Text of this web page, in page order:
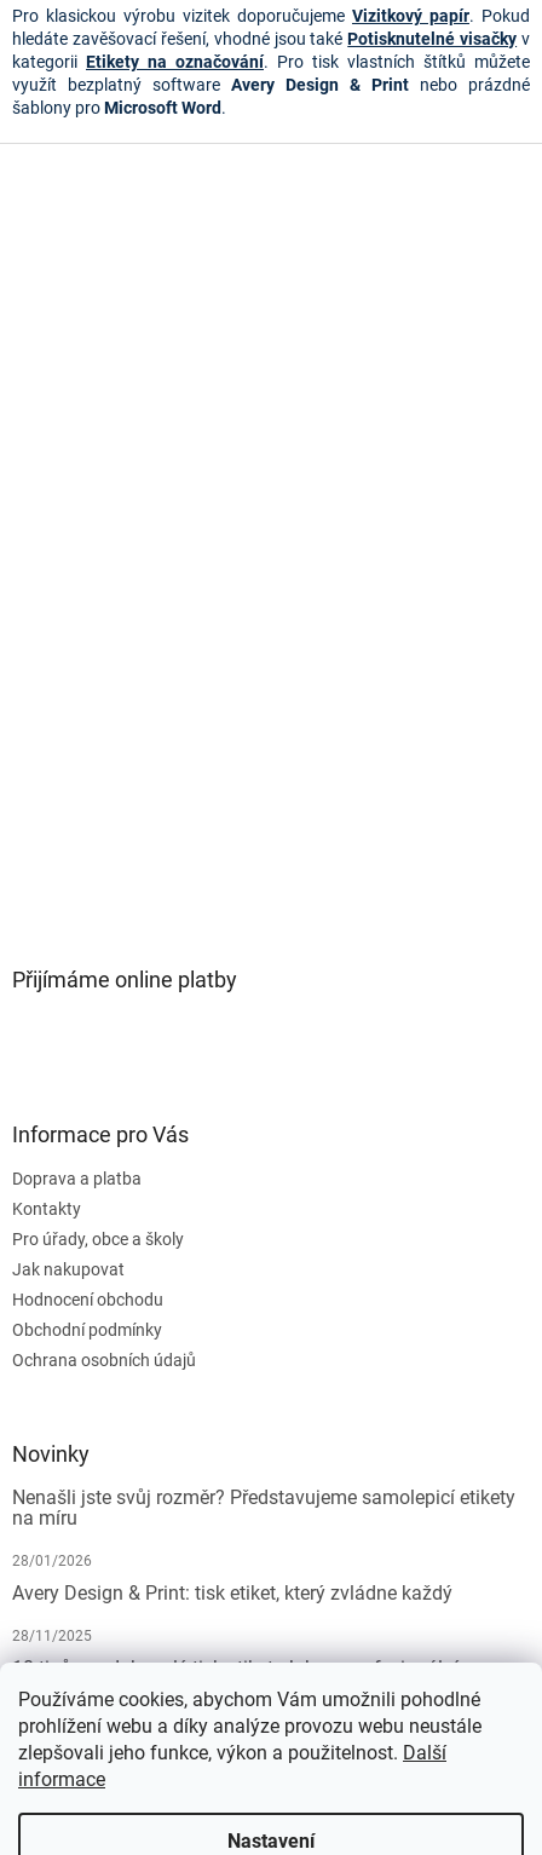
Používáme cookies, abychom Vám umožnili pohodlné
prohlížení webu a díky analýze provozu webu neustále
zlepšovali jeho funkce, výkon a použitelnost. Další
informace
Nastavení
v
ý
p
i
Pro klasickou výrobu vizitek doporučujeme Vizitkový papír. Pokud
hledáte zavěšovací řešení, vhodné jsou takéPotisknutelné visačky v
kategorii Etikety na označování. Pro tisk vlastních štítků můžete
využít bezplatný software Avery Design & Print nebo prázdné
šablony pro Microsoft Word.
Přijímáme online platby
Informace pro Vás
Doprava a platba
Kontakty
Pro úřady, obce a školy
Jak nakupovat
Hodnocení obchodu
Obchodní podmínky
Ochrana osobních údajů
Novinky
Nenašli jste svůj rozměr? Představujeme samolepicí etikety
na míru
28/01/2026
Avery Design & Print: tisk etiket, který zvládne každý
28/11/2025
10 tipů pro dokonalý tisk etiket: Jak na profesionální
výsledek bez starostí
19/07/2025